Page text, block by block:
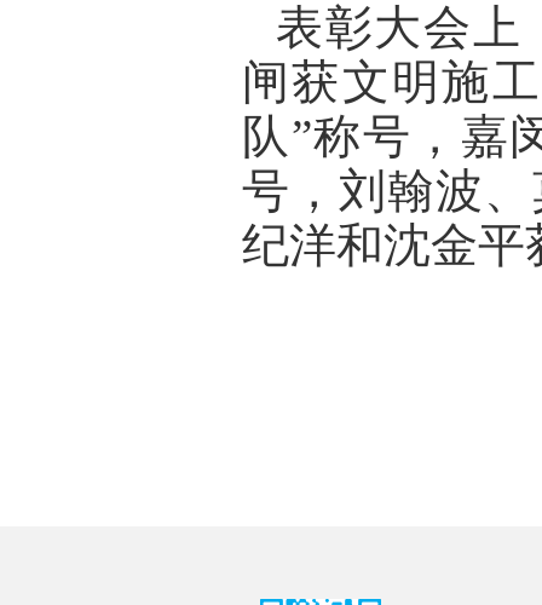
表彰大会上
闸获文明施
队”称号，嘉
号，刘翰波
纪洋和沈金平